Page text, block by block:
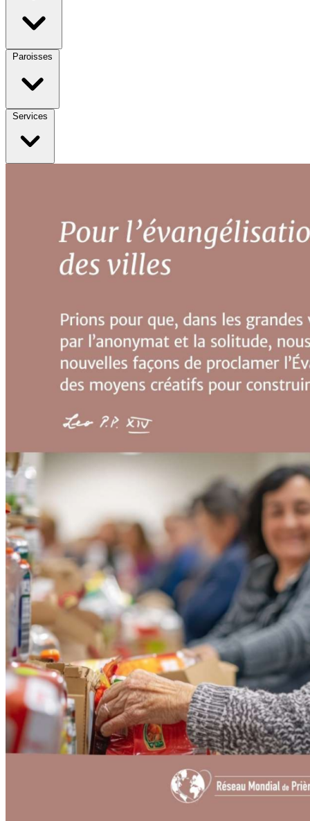
Paroisses
Services